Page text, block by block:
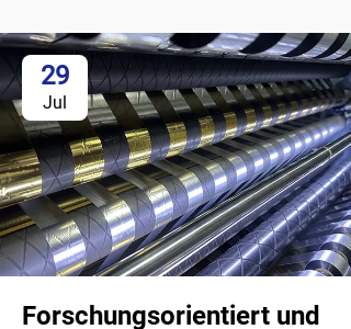
29
Jul
Forschungsorientiert und